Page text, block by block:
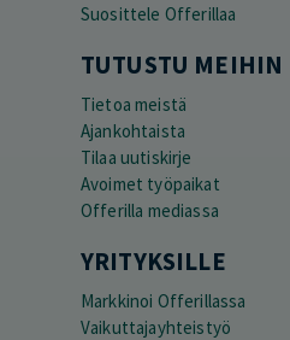
Suosittele Offerillaa
TUTUSTU MEIHIN
Tietoa meistä
Ajankohtaista
Tilaa uutiskirje
Avoimet työpaikat
Offerilla mediassa
YRITYKSILLE
Markkinoi Offerillassa
Vaikuttajayhteistyö